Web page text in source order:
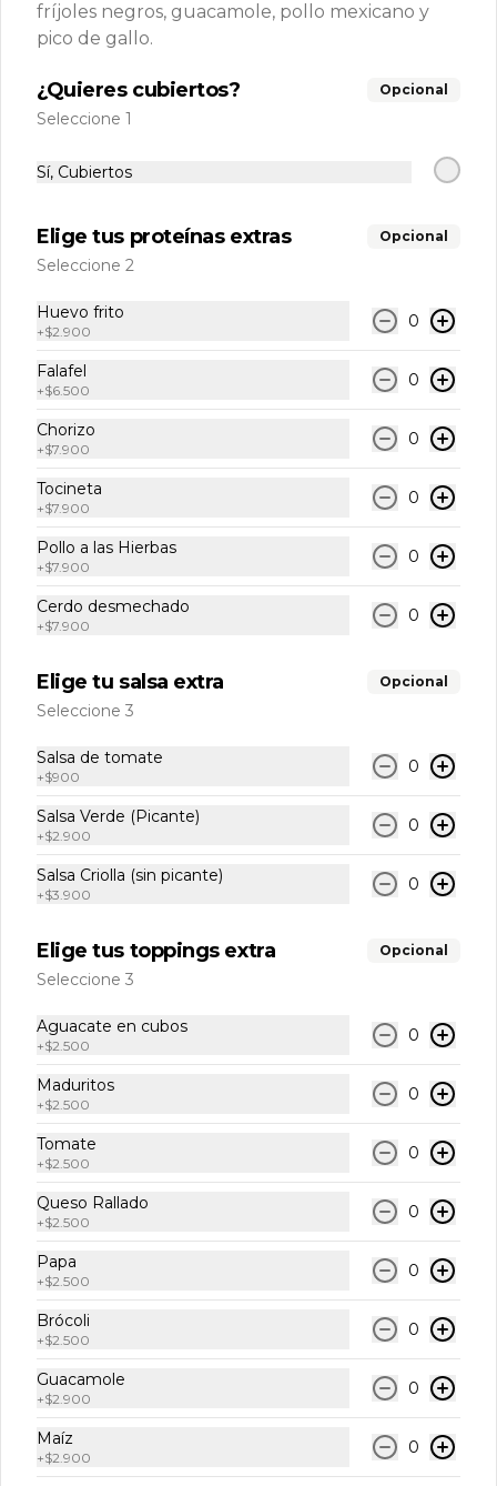
$12.900
Bebidas
Agua Manantial Sin Gas
Agua Manantial Sin Gas 300 ml
Agua con Gas
Agua Manantial Con Gas 300 ml
Coca-Cola Original
Jugo de Mandarina
Jugo de Mandarina Natural
$10.900
Jugo de Naranja
fríjoles negros, guacamole, pollo mexicano y
pico de gallo.
¿Quieres cubiertos? Opcional
Seleccione 1
Sí, Cubiertos
Elige tus proteínas extras Opcional
Seleccione 2
Huevo frito
+$2.900
0
Falafel
+$6.500
0
Chorizo
+$7.900
0
Tocineta
+$7.900
0
Pollo a las Hierbas
+$7.900
0
Cerdo desmechado
+$7.900
0
Elige tu salsa extra Opcional
Seleccione 3
Salsa de tomate
+$900
0
Salsa Verde (Picante)
+$2.900
0
Salsa Criolla (sin picante)
+$3.900
0
Elige tus toppings extra Opcional
Seleccione 3
Aguacate en cubos
+$2.500
0
Maduritos
+$2.500
0
Tomate
+$2.500
0
Queso Rallado
+$2.500
0
Papa
+$2.500
0
Brócoli
+$2.500
0
Guacamole
+$2.900
0
Maíz
+$2.900
0